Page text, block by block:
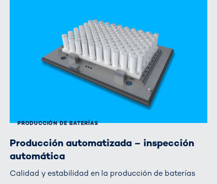
PRODUCCIÓN DE BATERÍAS
Producción automatizada – inspección
automática
Calidad y estabilidad en la producción de baterías